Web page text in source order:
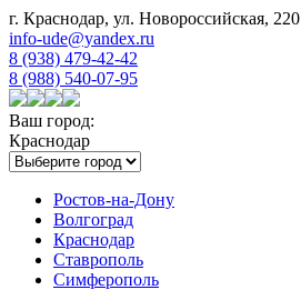
г. Краснодар, ул. Новороссийская, 220
info-ude@yandex.ru
8 (938) 479-42-42
8 (988) 540-07-95
Ваш город:
Краснодар
Ростов-на-Дону
Волгоград
Краснодар
Ставрополь
Симферополь